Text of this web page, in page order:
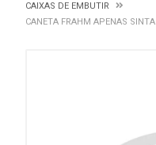
CAIXAS DE EMBUTIR
CANETA FRAHM APENAS SINTA